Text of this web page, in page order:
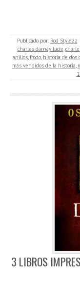
Publicado por: Rod Stylezz
charles darnay lucie,
anillos,frodo, historia de dos
más vendidos de la historia,
3 LIBROS